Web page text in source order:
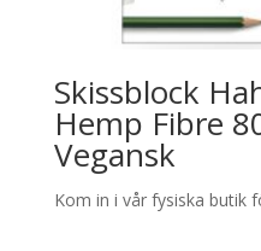
Skissblock
Hemp Fibre
Vegansk
Kom in i vår fysiska butik